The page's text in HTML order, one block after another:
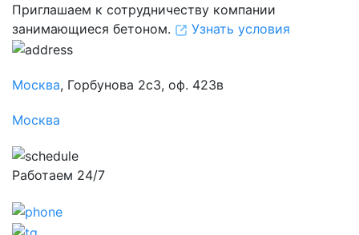
Приглашаем к сотрудничеству компании
занимающиеся бетоном.
Узнать условия
Москва, Горбунова 2с3, оф. 423в
Москва
Работаем 24/7